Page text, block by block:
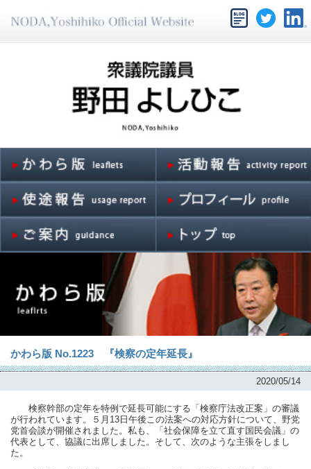
かわら版 No.1223 『検察の定年延長』
2020/05/14
検察幹部の定年を特例で延長可能にする「検察庁法改正案」の審議
が行われています。５月13日午後この法案への対応方針について、野党
党首会談が開催されました。私も、「社会保障を立て直す国民会議」の
代表として、協議に出席しました。そして、次のような主張をしまし
た。